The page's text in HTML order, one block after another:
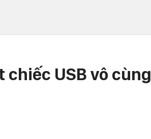
chiếc USB vô cùng